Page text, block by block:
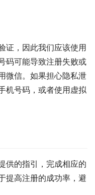
证，因此我们应该使用
码可能导致注册失败或
微信。如果担心隐私泄
机号码，或者使用虚拟
供的指引，完成相应的
提高注册的成功率，避